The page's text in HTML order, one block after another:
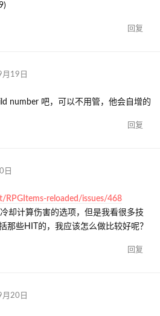
回复
19日
number 吧，可以不用管，他会自增的
回复
日
RPGItems-reloaded/issues/468
却计算伤害的选项，但是我看很多技
那些HIT的，我应该怎么做比较好呢？
回复
20日